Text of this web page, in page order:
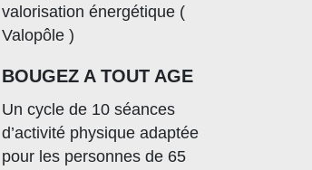
valorisation énergétique (
Valopôle )
BOUGEZ A TOUT AGE
Un cycle de 10 séances
d’activité physique adaptée
pour les personnes de 65